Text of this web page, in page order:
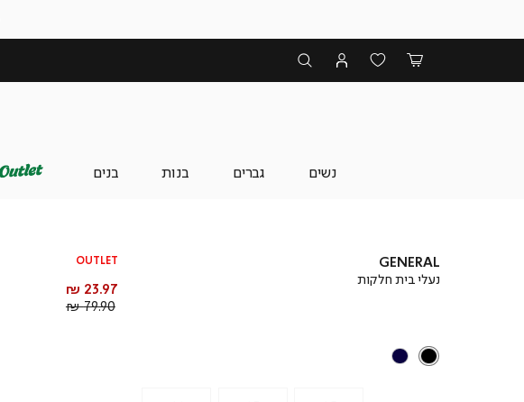
נשים גברים בנות בנים
GENERAL
נעלי בית חלקות
OUTLET
מחיר
מוצר
23.97 ₪
מחיר
79.90 ₪